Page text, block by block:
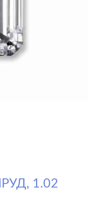
1.02